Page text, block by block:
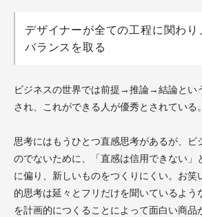
デザイナーが全ての工程に関わ
バランスを取る
ビジネスの世界では前提→推論→結論とい
され、これができる人が優秀とされている。
思考にはもうひとつ直感思考があるが、ビ
のでないために、「直感は信用できない」
に偏り、新しいものをつくりにくい。お笑
的思考は延々とフリだけを聞いているよう
を計画的につくることによって面白い商品